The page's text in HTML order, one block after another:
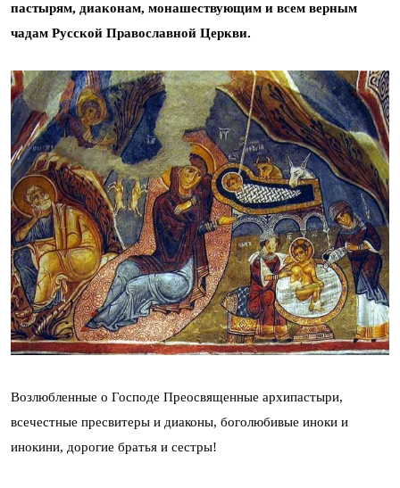
пастырям, диаконам, монашествующим и всем верным
чадам Русской Православной Церкви.
Возлюбленные о Господе Преосвященные архипастыри,
всечестные пресвитеры и диаконы, боголюбивые иноки и
инокини, дорогие братья и сестры!